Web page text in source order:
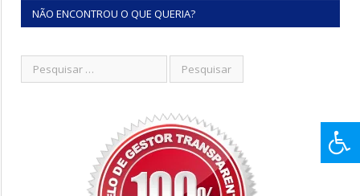
NÃO ENCONTROU O QUE QUERIA?